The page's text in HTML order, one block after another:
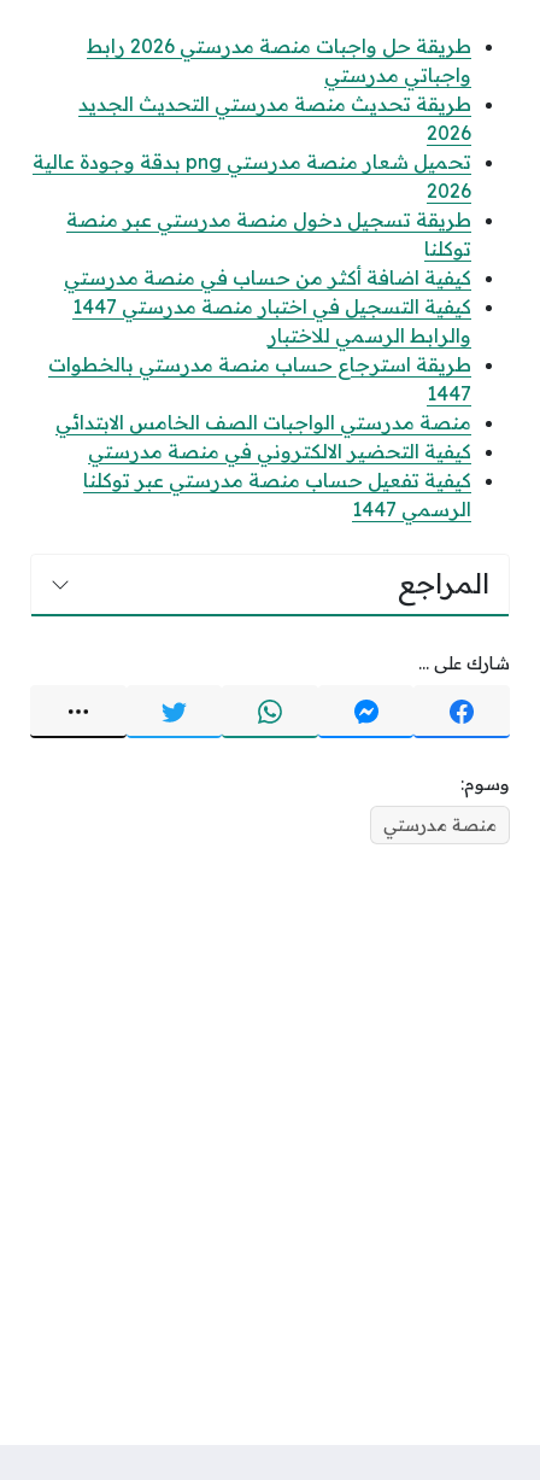
طريقة حل واجبات منصة مدرستي 2026 رابط
واجباتي مدرستي
طريقة تحديث منصة مدرستي التحديث الجديد
2026
تحميل شعار منصة مدرستي png بدقة وجودة عالية
2026
طريقة تسجيل دخول منصة مدرستي عبر منصة
توكلنا
كيفية اضافة أكثر من حساب في منصة مدرستي
كيفية التسجيل في اختبار منصة مدرستي 1447
والرابط الرسمي للاختبار
طريقة استرجاع حساب منصة مدرستي بالخطوات
1447
منصة مدرستي الواجبات الصف الخامس الابتدائي
كيفية التحضير الالكتروني في منصة مدرستي
كيفية تفعيل حساب منصة مدرستي عبر توكلنا
الرسمي 1447
المراجع
شارك على ...
وسوم:
منصة مدرستي